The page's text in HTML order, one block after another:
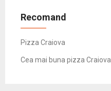
Recomand
Pizza Craiova
Cea mai buna pizza Craiova